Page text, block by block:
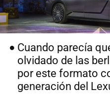
Cuando parecía
olvidado de las
por este formato
generación del